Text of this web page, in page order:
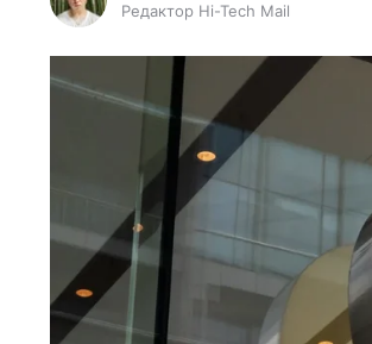
Редактор Hi-Tech Mail